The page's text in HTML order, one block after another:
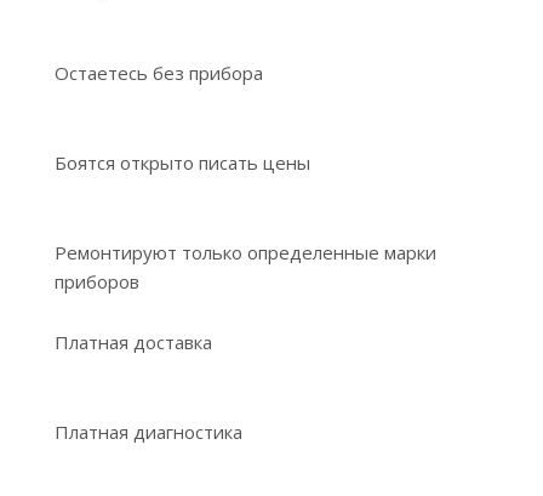
Остаетесь без прибора
Боятся открыто писать цены
Ремонтируют только определенные марки
приборов
Платная доставка
Платная диагностика